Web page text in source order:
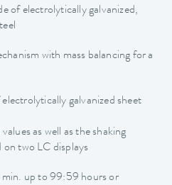
of electrolytically galvanized,
with mass balancing for a
galvanized sheet
​​as well as the shaking
on two LC displays
min. up to 99:59 hours or